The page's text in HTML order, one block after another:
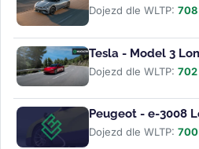
Dojezd dle WLTP: 708
Tesla - Model 3
Dojezd dle WLTP: 702
Peugeot - e-3008
Dojezd dle WLTP: